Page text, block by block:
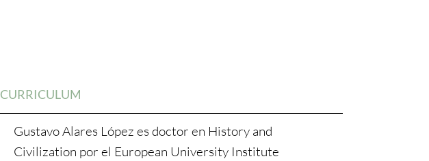
CURRICULUM
Gustavo Alares López es doctor en History and
Civilization por el European University Institute